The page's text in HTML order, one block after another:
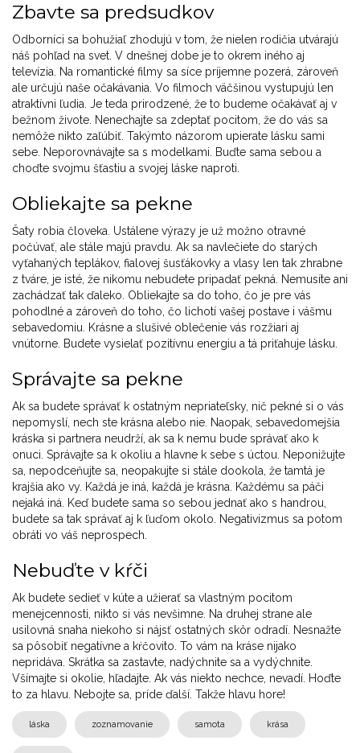
Zbavte sa predsudkov
Odborníci sa bohužiaľ zhodujú v tom, že nielen rodičia utvárajú
náš pohľad na svet. V dnešnej dobe je to okrem iného aj
televízia. Na romantické filmy sa síce príjemne pozerá, zároveň
ale určujú naše očakávania. Vo filmoch väčšinou vystupujú len
atraktívni ľudia. Je teda prirodzené, že to budeme očakávať aj v
bežnom živote. Nenechajte sa zdeptať pocitom, že do vás sa
nemôže nikto zaľúbiť. Takýmto názorom upierate lásku sami
sebe. Neporovnávajte sa s modelkami. Buďte sama sebou a
choďte svojmu šťastiu a svojej láske naproti.
Obliekajte sa pekne
Šaty robia človeka. Ustálene výrazy je už možno otravné
počúvať, ale stále majú pravdu. Ak sa navlečiete do starých
vyťahaných teplákov, fialovej šusťákovky a vlasy len tak zhrabne
z tváre, je isté, že nikomu nebudete pripadať pekná. Nemusíte ani
zachádzať tak ďaleko. Obliekajte sa do toho, čo je pre vás
pohodlné a zároveň do toho, čo lichotí vašej postave i vášmu
sebavedomiu. Krásne a slušivé oblečenie vás rozžiari aj
vnútorne. Budete vysielať pozitívnu energiu a tá priťahuje lásku.
Správajte sa pekne
Ak sa budete správať k ostatným nepriateľsky, nič pekné si o vás
nepomyslí, nech ste krásna alebo nie. Naopak, sebavedomejšia
kráska si partnera neudrží, ak sa k nemu bude správať ako k
onuci. Správajte sa k okoliu a hlavne k sebe s úctou. Neponižujte
sa, nepodceňujte sa, neopakujte si stále dookola, že tamtá je
krajšia ako vy. Každá je iná, každá je krásna. Každému sa páči
nejaká iná. Keď budete sama so sebou jednať ako s handrou,
budete sa tak správať aj k ľuďom okolo. Negativizmus sa potom
obráti vo váš neprospech.
Nebuďte v kŕči
Ak budete sedieť v kúte a užierať sa vlastným pocitom
menejcennosti, nikto si vás nevšimne. Na druhej strane ale
usilovná snaha niekoho si nájsť ostatných skôr odradí. Nesnažte
sa pôsobiť negatívne a kŕčovito. To vám na kráse nijako
nepridáva. Skrátka sa zastavte, nadýchnite sa a vydýchnite.
Všímajte si okolie, hľadajte. Ak vás niekto nechce, nevadí. Hoďte
to za hlavu. Nebojte sa, príde ďalší. Takže hlavu hore!
láska zoznamovanie samota krása